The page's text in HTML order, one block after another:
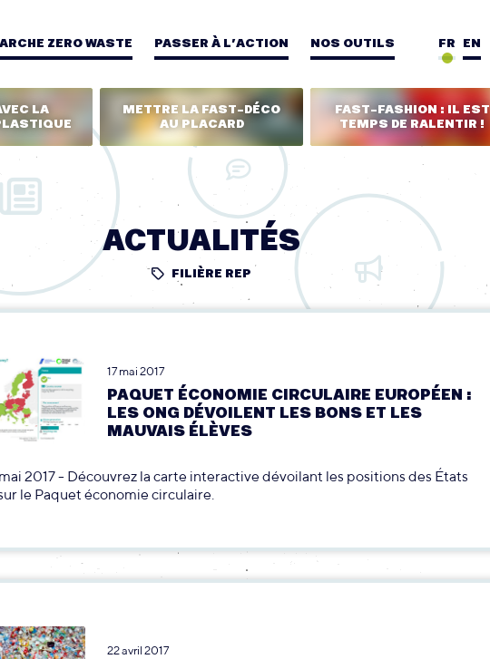
ZERO WASTE PASSER À L’ACTION NOS OUTILS EN
FR
LA
METTRE LA FAST-DÉCO
AU PLACARD
FAST-FASHION : IL EST
TEMPS DE RALENTIR !
ACTUALITÉS
FILIÈRE REP
17 mai 2017
PAQUET ÉCONOMIE CIRCULAIRE EUROPÉEN :
LES ONG DÉVOILENT LES BONS ET LES
MAUVAIS ÉLÈVES
mai 2017 - Découvrez la carte interactive dévoilant les positions des États
le Paquet économie circulaire.
22 avril 2017